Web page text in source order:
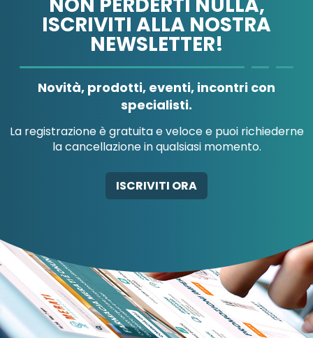
A.MENARINI
A.MENARINI
AB-GLOBAL SRL
ABBATE A&V PHARMA
ISCRIVITI ALLA NOSTRA
NEWSLETTER!
Novità, prodotti, eventi, incontri con
specialisti.
La registrazione è gratuita e veloce e puoi richiederne
la cancellazione in qualsiasi momento.
ISCRIVITI ORA